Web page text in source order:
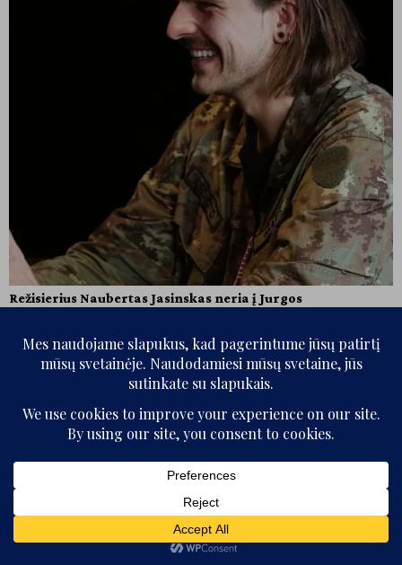
Režisierius Naubertas Jasinskas neria į Jurgos
Ivanauskaitės pasaulį
kūryboje ieškantis naujo santykio su lietuvių literatūros, kultūros ir istoriniu
paveldu, gegužės pabaigoje pakvies
Tylos būsena po lietaus
Apie Agnės Jonkutės parodą
„Judanti Žemė yra vanduo“
Žemė yra vanduo“
Autorė: Agnė Jonkutė
Menininkė Agnė Jonkutė apie
savo parodą „Judanti